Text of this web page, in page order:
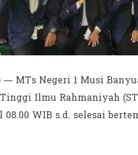
— MTs Negeri 1 Musi
Ilmu Rahmaniyah
WIB s.d. selesai